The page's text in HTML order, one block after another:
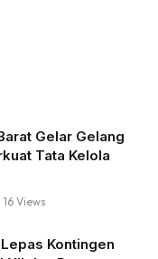
Gelar Gelang
Tata Kelola
16 Views
Lepas Kontingen